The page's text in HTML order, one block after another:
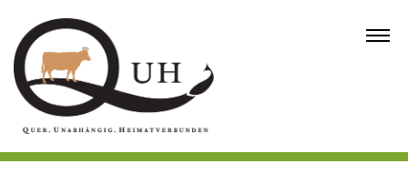
content